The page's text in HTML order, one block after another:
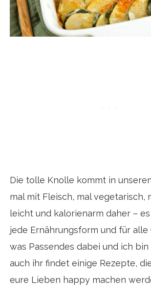
Die tolle Knolle kommt in
mal mit Fleisch, mal vegetarisch,
leicht und kalorienarm daher –
jede Ernährungsform und für alle
was Passendes dabei und ich
auch ihr findet einige Rezepte,
eure Lieben happy machen